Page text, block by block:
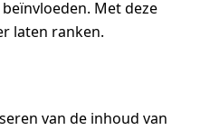
Met deze
laten ranken.
van de inhoud van